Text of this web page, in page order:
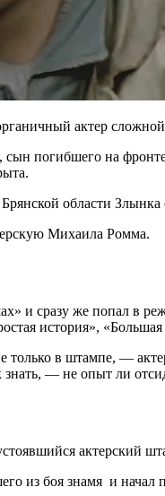
актер
погибшего на
области
Михаила Ромма.
и сразу же попал в
история»,
только в штампе, —
знать, — не опыт ли
актерский
из боя знамя и начал